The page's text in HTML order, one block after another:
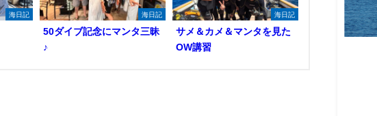
海日記 海日記
50ダイブ記念にマンタ三昧
♪
海日記
サメ＆カメ＆マンタを見た
OW講習